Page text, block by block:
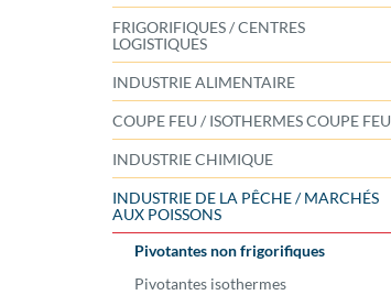
FRIGORIFIQUES / CENTRES
LOGISTIQUES
INDUSTRIE ALIMENTAIRE
COUPE FEU / ISOTHERMES COUPE FEU
INDUSTRIE CHIMIQUE
INDUSTRIE DE LA PÊCHE / MARCHÉS
AUX POISSONS
Pivotantes non frigorifiques
Pivotantes isothermes